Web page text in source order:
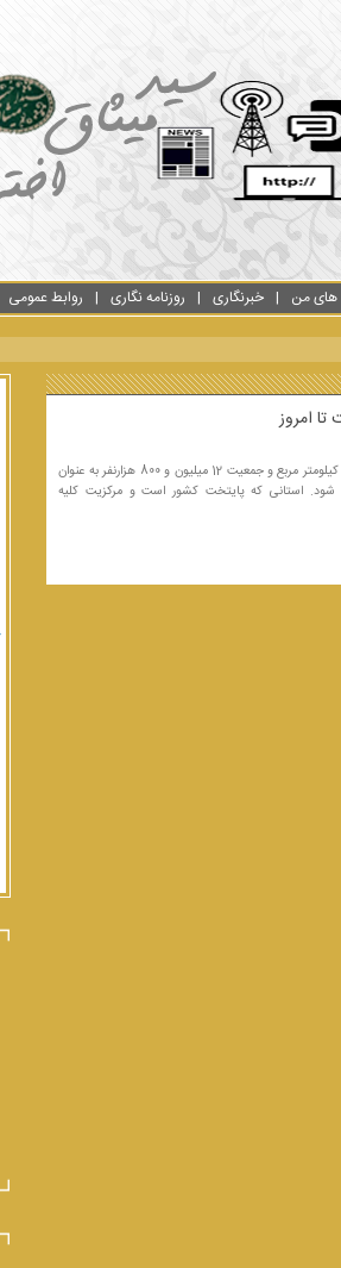
های من خبرنگاری روزنامه نگاری روابط عمومی
استان تهران با وسعتی حدود 18 هزار و 814 کیلومتر مربع و جمعیت 12 میلیون و 800 هزارنفر به عنوان
استانی که پایتخت کشور است و مرکزیت کلیه